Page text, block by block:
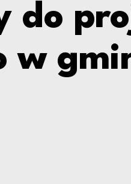
do
w